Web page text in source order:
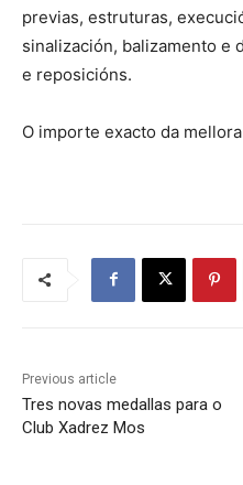
previas, estruturas,
sinalización, balizamento e
e reposicións.
O importe exacto da
Previous article
Tres novas medallas para o
Club Xadrez Mos